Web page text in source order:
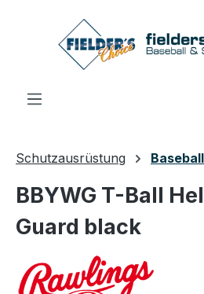
Zum Hauptinhalt springen
Schutzausrüstung
BBYWG T-Ball
Guard black